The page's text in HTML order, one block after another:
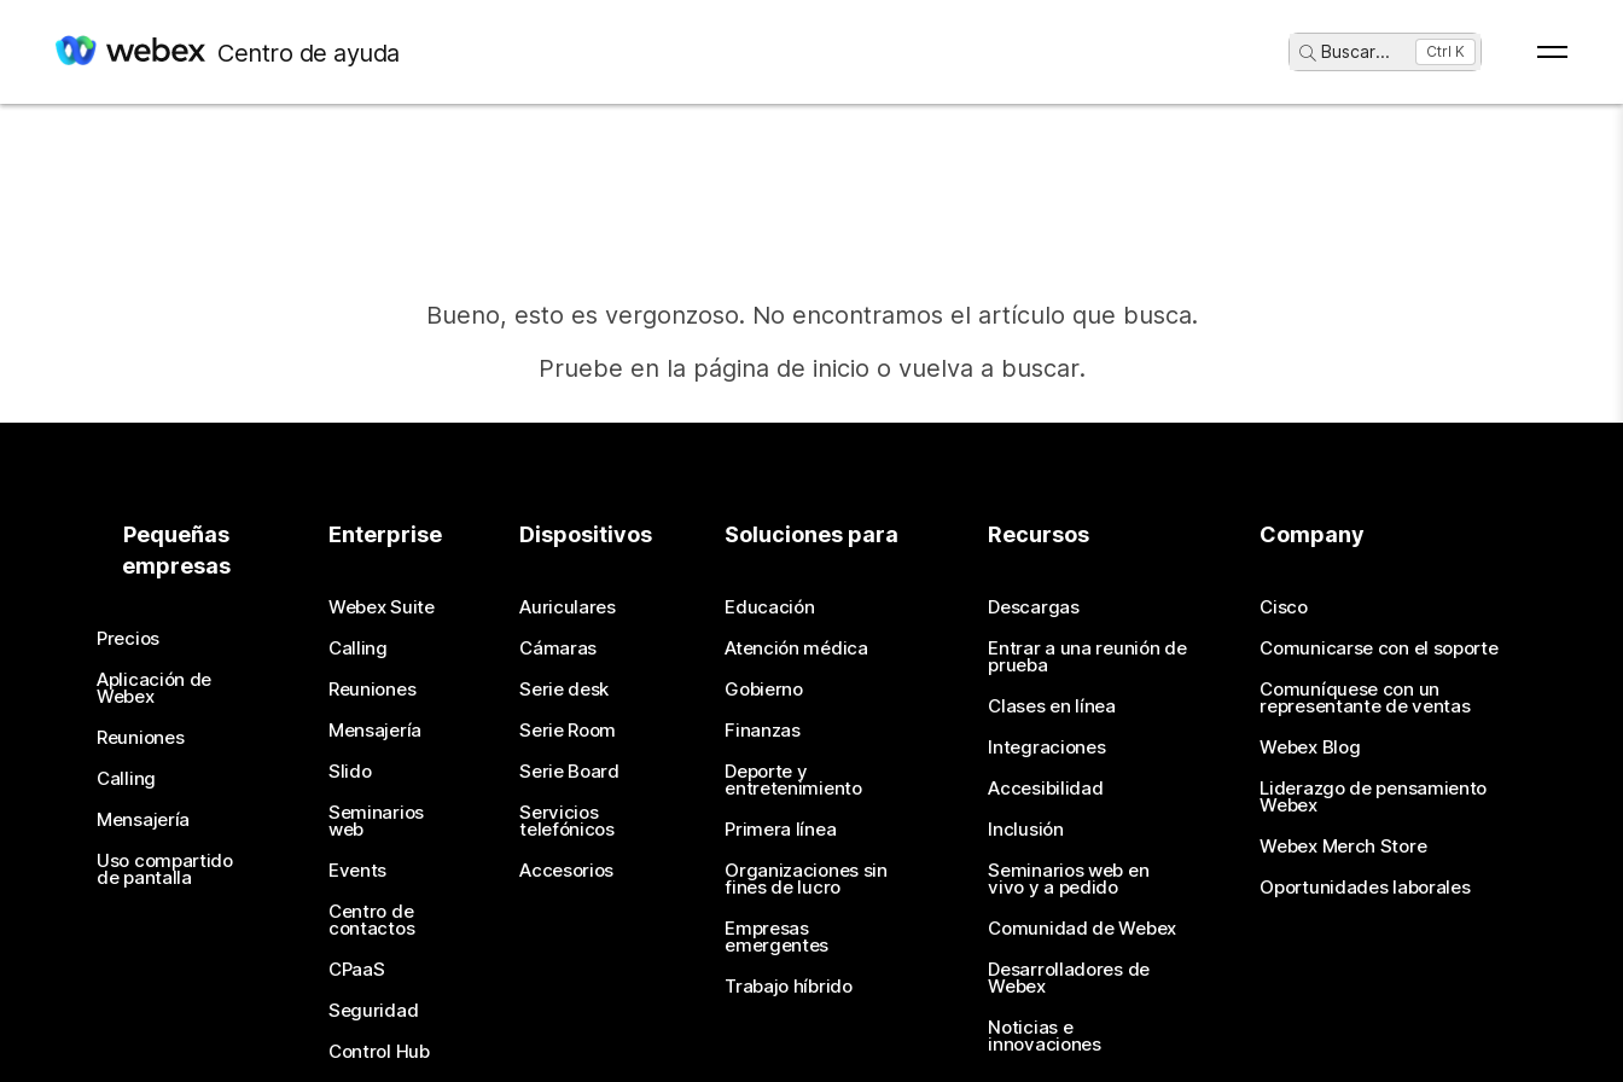
Centro de ayuda Buscar... Ctrl K
Bueno, esto es vergonzoso. No encontramos el artículo que busca.
Pruebe en la página de inicio o vuelva a buscar.
¿Necesita una respuesta?
Envíe una pregunta
Pequeñas
empresas
Precios
Aplicación de
Webex
Reuniones
Calling
Mensajería
Uso compartido
de pantalla
Enterprise
Webex Suite
Calling
Reuniones
Mensajería
Slido
Seminarios
web
Events
Centro de
contactos
CPaaS
Seguridad
Control Hub
Dispositivos
Auriculares
Cámaras
Serie desk
Serie Room
Serie Board
Servicios
telefónicos
Accesorios
Soluciones para
Educación
Atención médica
Gobierno
Finanzas
Deporte y
entretenimiento
Primera línea
Organizaciones sin
fines de lucro
Empresas
emergentes
Trabajo híbrido
Recursos
Descargas
Entrar a una reunión de
prueba
Clases en línea
Integraciones
Accesibilidad
Inclusión
Seminarios web en
vivo y a pedido
Comunidad de Webex
Desarrolladores de
Webex
Noticias e
innovaciones
Company
Cisco
Comunicarse con el soporte
Comuníquese con un
representante de ventas
Webex Blog
Liderazgo de pensamiento
Webex
Webex Merch Store
Oportunidades laborales